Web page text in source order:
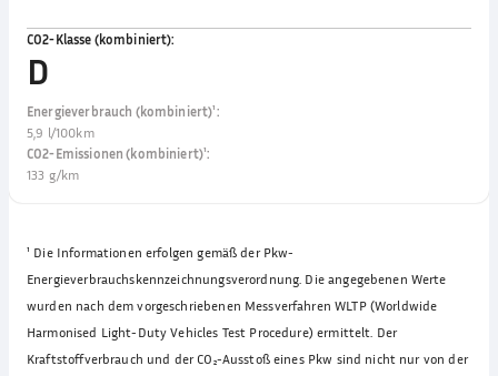
CO2-Klasse (kombiniert):
D
Energieverbrauch (kombiniert)¹:
5,9 l/100km
CO2-Emissionen (kombiniert)¹:
133 g/km
¹ Die Informationen erfolgen gemäß der Pkw-
Energieverbrauchskennzeichnungsverordnung. Die angegebenen Werte
wurden nach dem vorgeschriebenen Messverfahren WLTP (Worldwide
Harmonised Light-Duty Vehicles Test Procedure) ermittelt. Der
Kraftstoffverbrauch und der CO₂-Ausstoß eines Pkw sind nicht nur von der